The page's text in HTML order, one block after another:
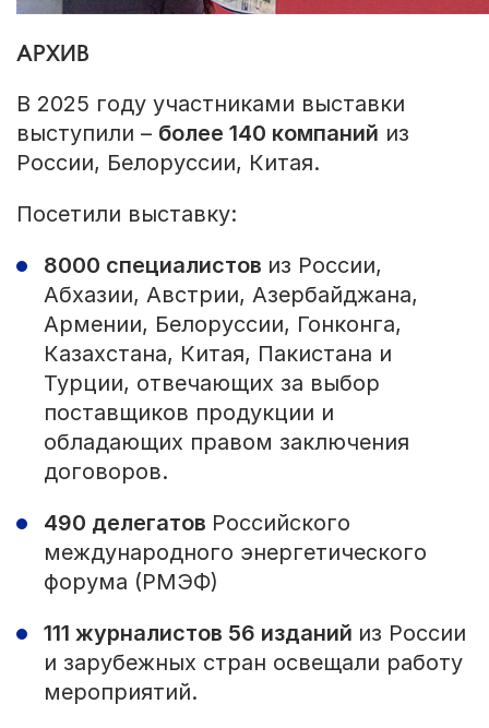
АРХИВ
В 2025 году участниками выставки
выступили – более 140 компаний из
России, Белоруссии, Китая.
Посетили выставку:
8000 специалистов из России,
Абхазии, Австрии, Азербайджана,
Армении, Белоруссии, Гонконга,
Казахстана, Китая, Пакистана и
Турции, отвечающих за выбор
поставщиков продукции и
обладающих правом заключения
договоров.
490 делегатов Российского
международного энергетического
форума (РМЭФ)
111 журналистов 56 изданий из России
и зарубежных стран освещали работу
мероприятий.